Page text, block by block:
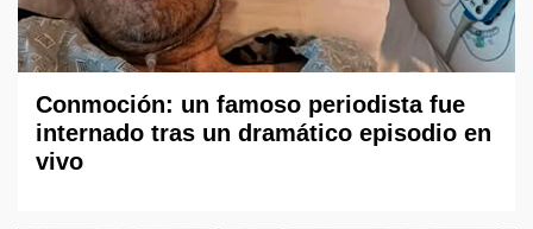
Conmoción: un famoso periodista fue
internado tras un dramático episodio en
vivo